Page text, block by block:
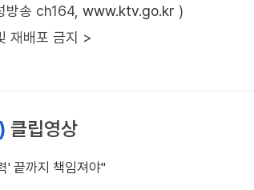
방송 ch164, www.ktv.go.kr )
재배포 금지 >
클립영상
' 끝까지 책임져야"